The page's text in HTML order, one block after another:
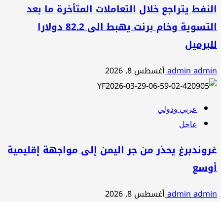
النفط يتراجع خلال التعاملات المتأخرة ما بعد
التسوية وخام برنت يهبط الى 82.2 دولارا
للبرميل
admin adminأغسطس 8, 2026
عربي ودولي
عاجل
غروندبرغ يحذر من جر اليمن إلى مواجهة إقليمية
أوسع
admin adminأغسطس 8, 2026